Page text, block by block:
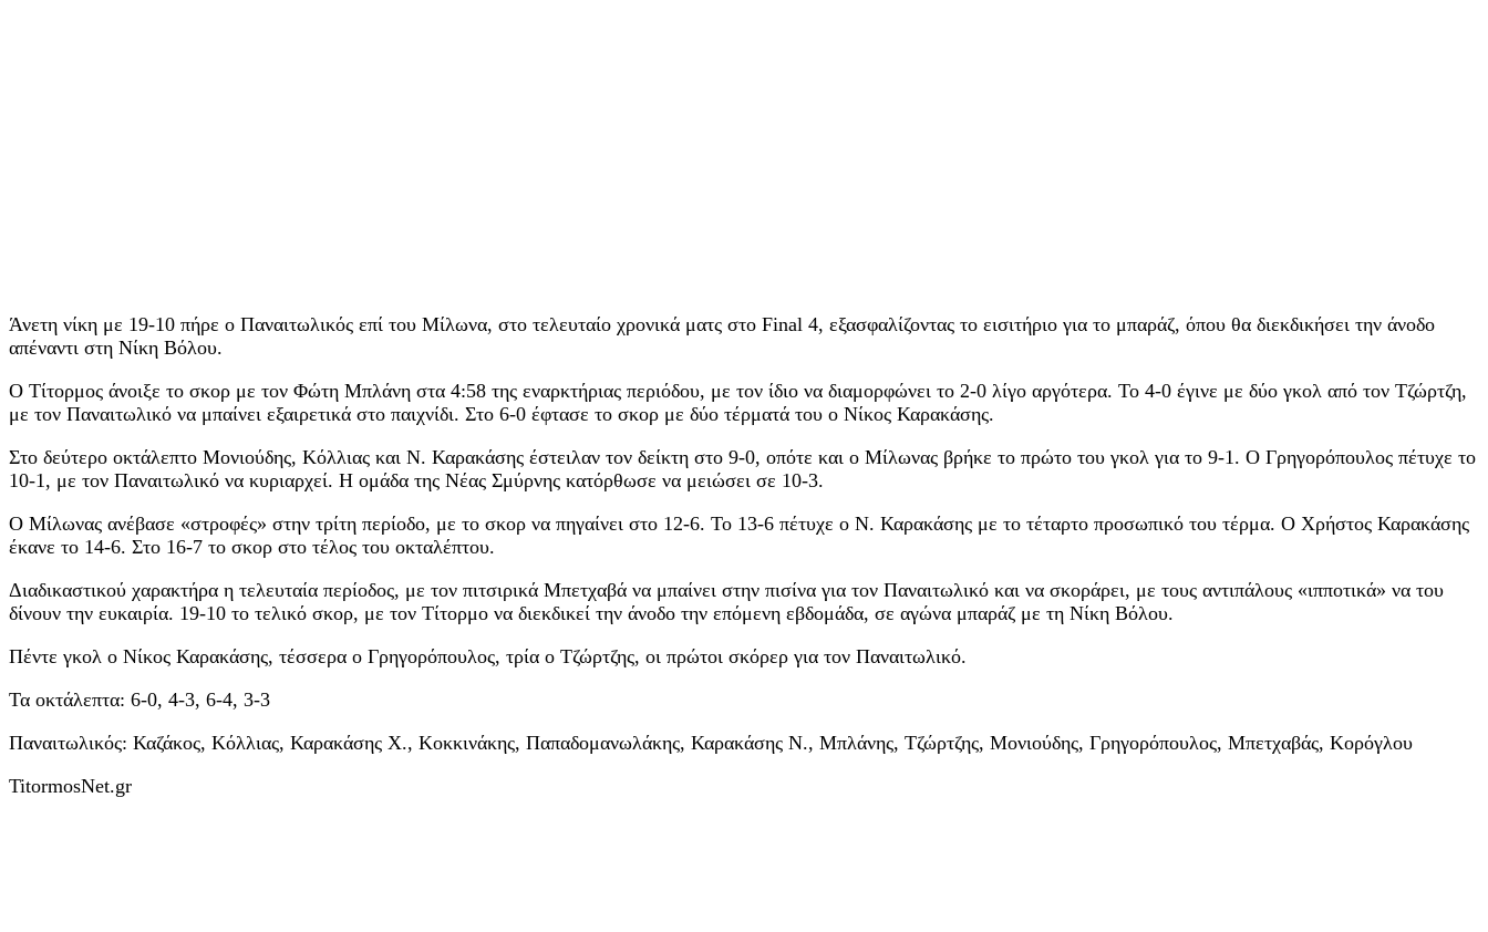
Άνετη νίκη με 19-10 πήρε ο Παναιτωλικός επί του Μίλωνα, στο τελευταίο χρονικά ματς στο Final 4, εξασφαλίζοντας το εισιτήριο για το μπαράζ, όπου θα διεκδικήσει την άνοδο
απέναντι στη Νίκη Βόλου.
Ο Τίτορμος άνοιξε το σκορ με τον Φώτη Μπλάνη στα 4:58 της εναρκτήριας περιόδου, με τον ίδιο να διαμορφώνει το 2-0 λίγο αργότερα. Το 4-0 έγινε με δύο γκολ από τον Τζώρτζη,
με τον Παναιτωλικό να μπαίνει εξαιρετικά στο παιχνίδι. Στο 6-0 έφτασε το σκορ με δύο τέρματά του ο Νίκος Καρακάσης.
Στο δεύτερο οκτάλεπτο Μονιούδης, Κόλλιας και Ν. Καρακάσης έστειλαν τον δείκτη στο 9-0, οπότε και ο Μίλωνας βρήκε το πρώτο του γκολ για το 9-1. Ο Γρηγορόπουλος πέτυχε το
10-1, με τον Παναιτωλικό να κυριαρχεί. Η ομάδα της Νέας Σμύρνης κατόρθωσε να μειώσει σε 10-3.
Ο Μίλωνας ανέβασε «στροφές» στην τρίτη περίοδο, με το σκορ να πηγαίνει στο 12-6. Το 13-6 πέτυχε ο Ν. Καρακάσης με το τέταρτο προσωπικό του τέρμα. Ο Χρήστος Καρακάσης
έκανε το 14-6. Στο 16-7 το σκορ στο τέλος του οκταλέπτου.
Διαδικαστικού χαρακτήρα η τελευταία περίοδος, με τον πιτσιρικά Μπετχαβά να μπαίνει στην πισίνα για τον Παναιτωλικό και να σκοράρει, με τους αντιπάλους «ιπποτικά» να του
δίνουν την ευκαιρία. 19-10 το τελικό σκορ, με τον Τίτορμο να διεκδικεί την άνοδο την επόμενη εβδομάδα, σε αγώνα μπαράζ με τη Νίκη Βόλου.
Πέντε γκολ ο Νίκος Καρακάσης, τέσσερα ο Γρηγορόπουλος, τρία ο Τζώρτζης, οι πρώτοι σκόρερ για τον Παναιτωλικό.
Τα οκτάλεπτα: 6-0, 4-3, 6-4, 3-3
Παναιτωλικός: Καζάκος, Κόλλιας, Καρακάσης Χ., Κοκκινάκης, Παπαδομανωλάκης, Καρακάσης Ν., Μπλάνης, Τζώρτζης, Μονιούδης, Γρηγορόπουλος, Μπετχαβάς, Κορόγλου
TitormosNet.gr